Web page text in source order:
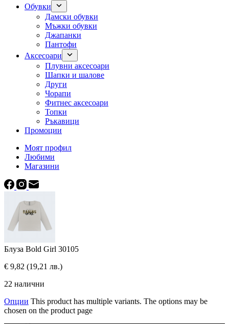
Обувки
Дамски обувки
Мъжки обувки
Джапанки
Пантофи
Аксесоари
Плувни аксесоари
Шапки и шалове
Други
Чорапи
Фитнес аксесоари
Топки
Ръкавици
Промоции
Моят профил
Любими
Магазини
Блуза Bold Girl 30105
€ 9,82 (19,21 лв.)
22 налични
Опции This product has multiple variants. The options may be
chosen on the product page